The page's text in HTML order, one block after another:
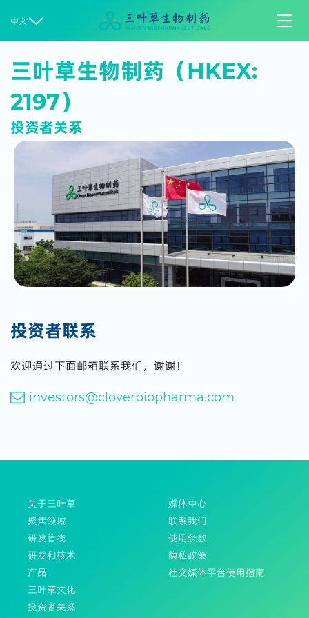

中文 
三叶草生物制药（HKEX:
2197）
投资者关系
投资者联系
欢迎通过下面邮箱联系我们，谢谢！
investors@cloverbiopharma.com
关于三叶草
聚焦领域
研发管线
研发和技术
产品
三叶草文化
投资者关系
媒体中心
联系我们
使用条款
隐私政策
社交媒体平台使用指南